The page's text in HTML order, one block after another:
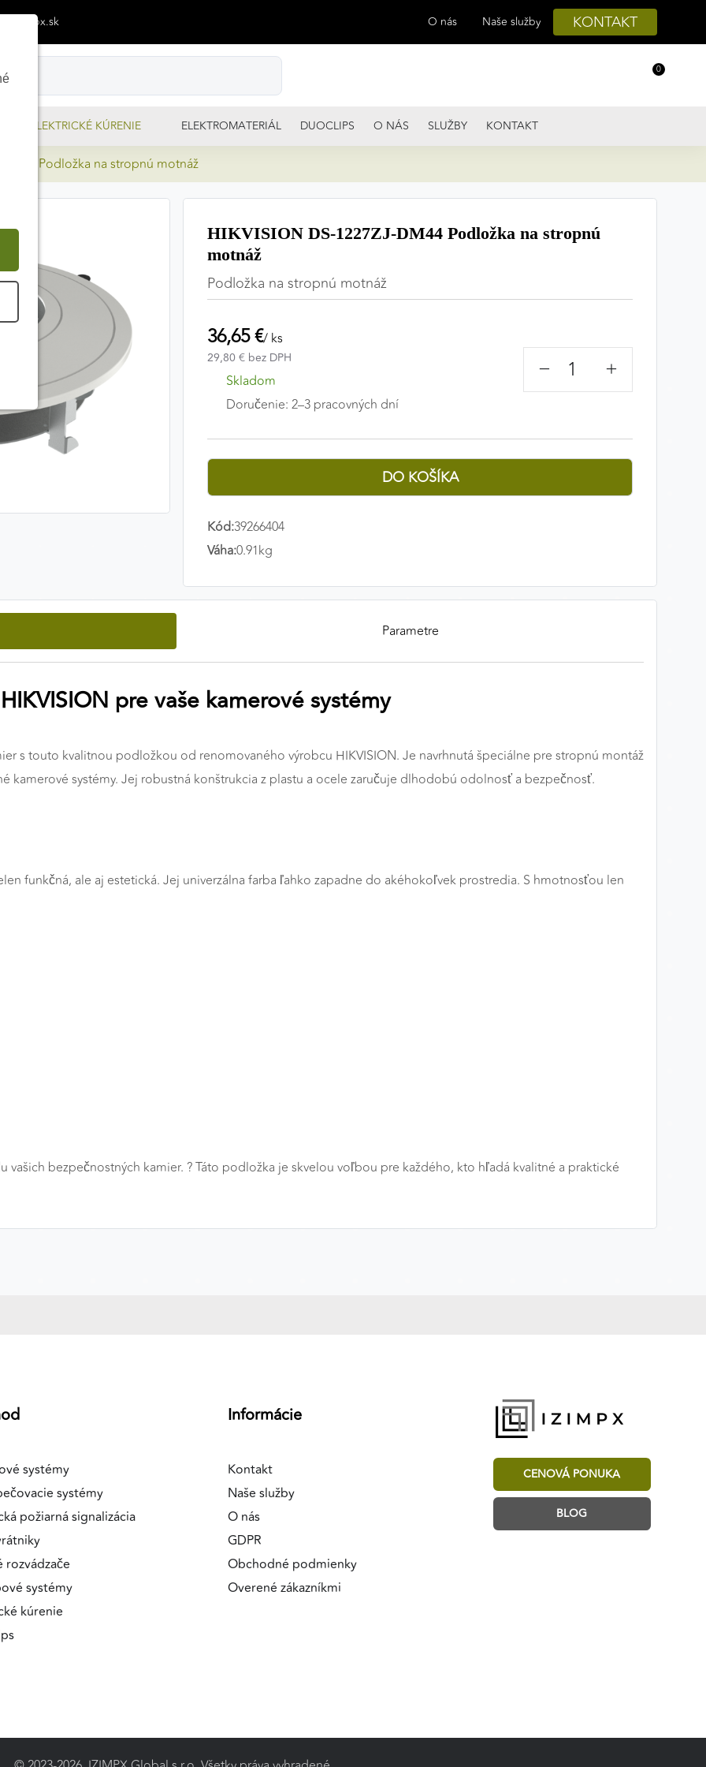
O nás Naše služby KONTAKT
0
ELEKTRICKÉ KÚRENIE ELEKTROMATERIÁL DUOCLIPS O NÁS SLUŽBY KONTAKT
DM44 Podložka na stropnú motnáž
HIKVISION DS-1227ZJ-DM44 Podložka na stropnú
motnáž
Podložka na stropnú motnáž
36,65 €/ ks
29,80 € bez DPH
Skladom
Doručenie: 2–3 pracovných dní
− +
Kód:39266404
Váha:0.91kg
Parametre
pre vaše kamerové systémy
s touto kvalitnou podložkou od renomovaného výrobcu HIKVISION. Je navrhnutá špeciálne pre stropnú montáž
kamerové systémy. Jej robustná konštrukcia z plastu a ocele zaručuje dlhodobú odolnosť a bezpečnosť.
funkčná, ale aj estetická. Jej univerzálna farba ľahko zapadne do akéhokoľvek prostredia. S hmotnosťou len
bezpečnostných kamier. ?️ Táto podložka je skvelou voľbou pre každého, kto hľadá kvalitné a praktické
systémy
systémy
požiarná signalizácia
rozvádzače
systémy
kúrenie
Informácie
Kontakt
Naše služby
O nás
GDPR
Obchodné podmienky
Overené zákazníkmi
CENOVÁ PONUKA
BLOG